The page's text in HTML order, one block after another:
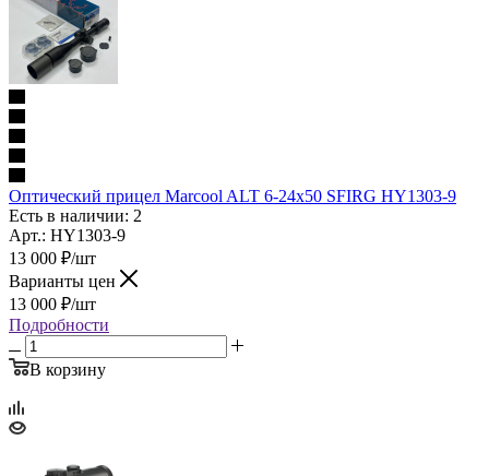
Оптический прицел Marcool ALT 6-24x50 SFIRG HY1303-9
Есть в наличии: 2
Арт.: HY1303-9
13 000 ₽/шт
Варианты цен
13 000 ₽/шт
Подробности
В корзину